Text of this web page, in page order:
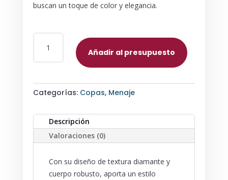
buscan un toque de color y elegancia.
CANTIDAD
Añadir al presupuesto
Categorías: Copas, Menaje
Descripción
Valoraciones (0)
Con su diseño de textura diamante y
cuerpo robusto, aporta un estilo